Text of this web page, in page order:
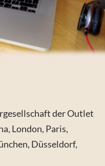
der Outlet
London, Paris,
Düsseldorf,